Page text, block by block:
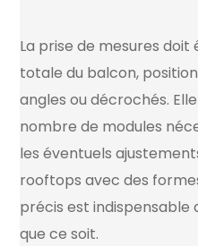
La prise de mesures
totale du balcon,
angles ou décrochés.
nombre de modules
les éventuels
rooftops avec des
précis est
que ce soit.